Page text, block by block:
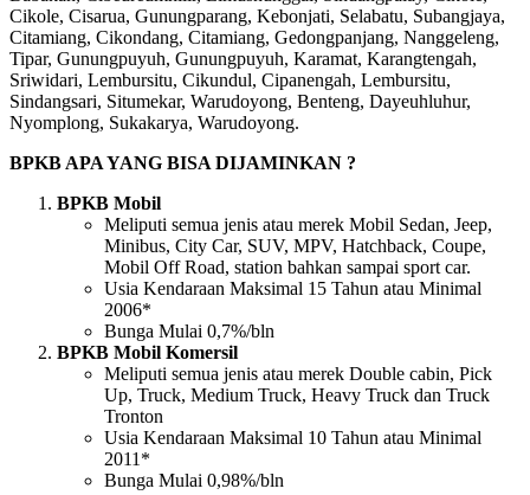
Cikole, Cisarua, Gunungparang, Kebonjati, Selabatu, Subangjaya,
Citamiang, Cikondang, Citamiang, Gedongpanjang, Nanggeleng,
Tipar, Gunungpuyuh, Gunungpuyuh, Karamat, Karangtengah,
Sriwidari, Lembursitu, Cikundul, Cipanengah, Lembursitu,
Sindangsari, Situmekar, Warudoyong, Benteng, Dayeuhluhur,
Nyomplong, Sukakarya, Warudoyong.
BPKB APA YANG BISA DIJAMINKAN ?
BPKB Mobil
Meliputi semua jenis atau merek Mobil Sedan, Jeep,
Minibus, City Car, SUV, MPV, Hatchback, Coupe,
Mobil Off Road, station bahkan sampai sport car.
Usia Kendaraan Maksimal 15 Tahun atau Minimal
2006*
Bunga Mulai 0,7%/bln
BPKB Mobil Komersil
Meliputi semua jenis atau merek Double cabin, Pick
Up, Truck, Medium Truck, Heavy Truck dan Truck
Tronton
Usia Kendaraan Maksimal 10 Tahun atau Minimal
2011*
Bunga Mulai 0,98%/bln